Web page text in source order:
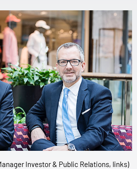
Investor & Public Relations, links)